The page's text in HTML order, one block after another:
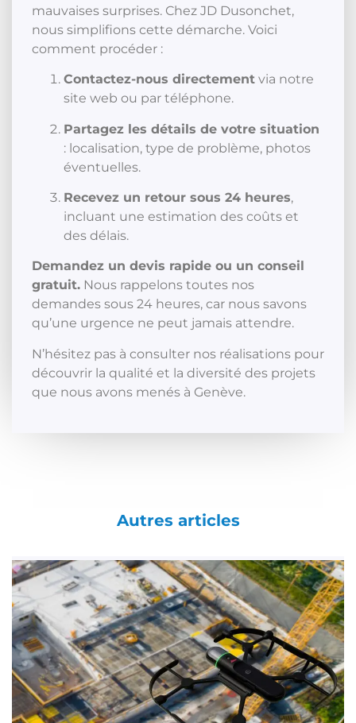
mauvaises surprises. Chez JD Dusonchet,
nous simplifions cette démarche. Voici
comment procéder :
Contactez-nous directement via notre
site web ou par téléphone.
Partagez les détails de votre situation
: localisation, type de problème, photos
éventuelles.
Recevez un retour sous 24 heures,
incluant une estimation des coûts et
des délais.
Demandez un devis rapide ou un conseil
gratuit. Nous rappelons toutes nos
demandes sous 24 heures, car nous savons
qu’une urgence ne peut jamais attendre.
N’hésitez pas à consulter nos réalisations pour
découvrir la qualité et la diversité des projets
que nous avons menés à Genève.
Autres articles